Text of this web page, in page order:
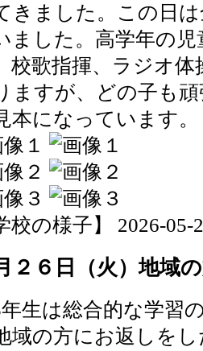
きました。この日
ました。高学年の
校歌指揮、ラジオ
ますが、どの子も
本になっています。
校の様子】 2026-05-
２６日（火）地域
生は総合的な学習
域の方にお返しを